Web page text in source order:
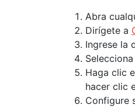
Abra
Dirígete a
Ingrese la
Haga clic
hacer clic
Configure